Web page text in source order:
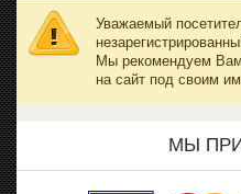
Уважаемый
Мы рекомендуем Вам
на сайт под своим
МЫ